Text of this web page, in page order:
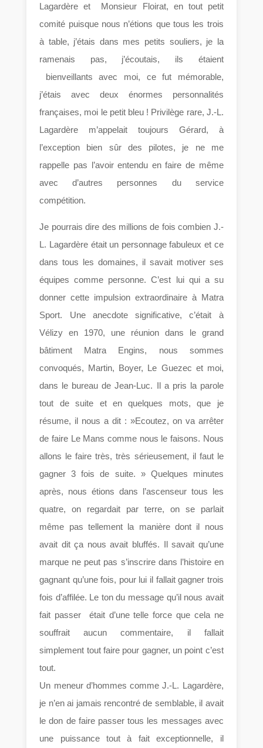
Lagardère et Monsieur Floirat, en tout petit
comité puisque nous n’étions que tous les trois
à table, j’étais dans mes petits souliers, je la
ramenais pas, j’écoutais, ils étaient
bienveillants avec moi, ce fut mémorable,
j’étais avec deux énormes personnalités
françaises, moi le petit bleu ! Privilège rare, J.-L.
Lagardère m’appelait toujours Gérard, à
l’exception bien sûr des pilotes, je ne me
rappelle pas l’avoir entendu en faire de même
avec d’autres personnes du service
compétition.
Je pourrais dire des millions de fois combien J.-
L. Lagardère était un personnage fabuleux et ce
dans tous les domaines, il savait motiver ses
équipes comme personne. C’est lui qui a su
donner cette impulsion extraordinaire à Matra
Sport. Une anecdote significative, c’était à
Vélizy en 1970, une réunion dans le grand
bâtiment Matra Engins, nous sommes
convoqués, Martin, Boyer, Le Guezec et moi,
dans le bureau de Jean-Luc. Il a pris la parole
tout de suite et en quelques mots, que je
résume, il nous a dit : »Ecoutez, on va arrêter
de faire Le Mans comme nous le faisons. Nous
allons le faire très, très sérieusement, il faut le
gagner 3 fois de suite. » Quelques minutes
après, nous étions dans l’ascenseur tous les
quatre, on regardait par terre, on se parlait
même pas tellement la manière dont il nous
avait dit ça nous avait bluffés. Il savait qu’une
marque ne peut pas s’inscrire dans l’histoire en
gagnant qu’une fois, pour lui il fallait gagner trois
fois d’affilée. Le ton du message qu’il nous avait
fait passer était d’une telle force que cela ne
souffrait aucun commentaire, il fallait
simplement tout faire pour gagner, un point c’est
tout.
Un meneur d’hommes comme J.-L. Lagardère,
je n’en ai jamais rencontré de semblable, il avait
le don de faire passer tous les messages avec
une puissance tout à fait exceptionnelle, il